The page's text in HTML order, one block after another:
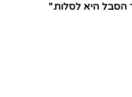
הסבל היא לסלוח."